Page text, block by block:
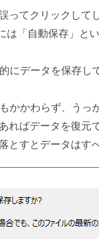
ってクリックして
は「自動保存」と
にデータを保存し
かかわらず、うっ
ればデータを復元
とすとデータはす